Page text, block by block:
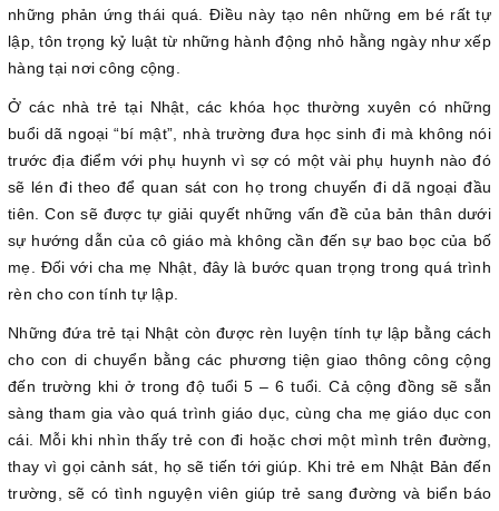
những phản ứng thái quá. Điều này tạo nên những em bé rất tự
lập, tôn trọng kỷ luật từ những hành động nhỏ hằng ngày như xếp
hàng tại nơi công cộng.
Ở các nhà trẻ tại Nhật, các khóa học thường xuyên có những
buổi dã ngoại “bí mật”, nhà trường đưa học sinh đi mà không nói
trước địa điểm với phụ huynh vì sợ có một vài phụ huynh nào đó
sẽ lén đi theo để quan sát con họ trong chuyến đi dã ngoại đầu
tiên. Con sẽ được tự giải quyết những vấn đề của bản thân dưới
sự hướng dẫn của cô giáo mà không cần đến sự bao bọc của bố
mẹ. Đối với cha mẹ Nhật, đây là bước quan trọng trong quá trình
rèn cho con tính tự lập.
Những đứa trẻ tại Nhật còn được rèn luyện tính tự lập bằng cách
cho con di chuyển bằng các phương tiện giao thông công cộng
đến trường khi ở trong độ tuổi 5 – 6 tuổi. Cả cộng đồng sẽ sẵn
sàng tham gia vào quá trình giáo dục, cùng cha mẹ giáo dục con
cái. Mỗi khi nhìn thấy trẻ con đi hoặc chơi một mình trên đường,
thay vì gọi cảnh sát, họ sẽ tiến tới giúp. Khi trẻ em Nhật Bản đến
trường, sẽ có tình nguyện viên giúp trẻ sang đường và biển báo